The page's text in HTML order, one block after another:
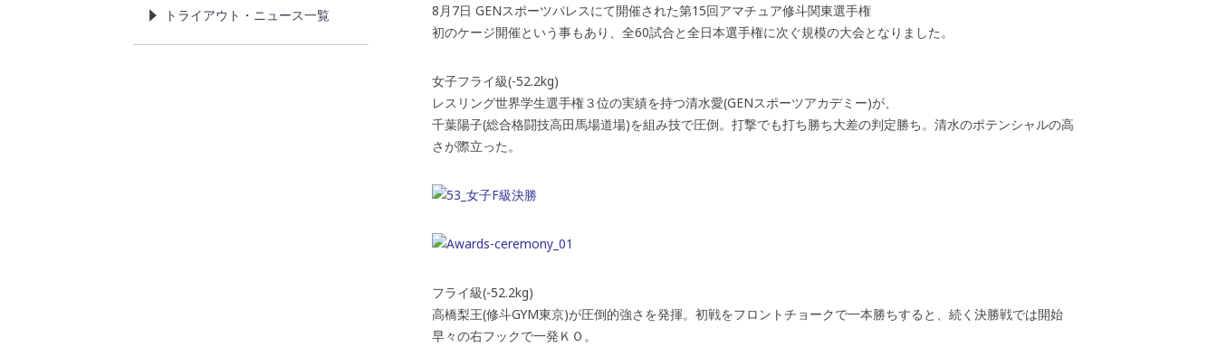
8月7日 GENスポーツパレスにて開催された第15回アマチュア修斗関東選手権
初のケージ開催という事もあり、全60試合と全日本選手権に次ぐ規模の大会となりました。
女子フライ級(-52.2kg)
レスリング世界学生選手権３位の実績を持つ清水愛(GENスポーツアカデミー)が、
千葉陽子(総合格闘技高田馬場道場)を組み技で圧倒。打撃でも打ち勝ち大差の判定勝ち。清水のポテンシャルの高
さが際立った。
フライ級(-52.2kg)
高橋梨王(修斗GYM東京)が圧倒的強さを発揮。初戦をフロントチョークで一本勝ちすると、続く決勝戦では開始
早々の右フックで一発ＫＯ。
トライアウト・ニュース一覧